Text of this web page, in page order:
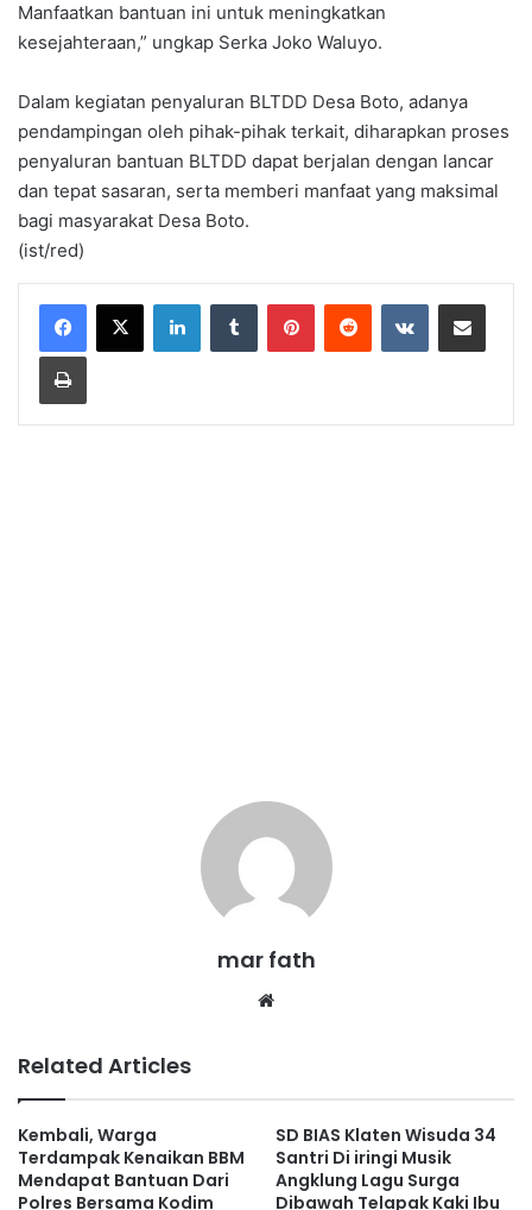
Manfaatkan bantuan ini untuk meningkatkan
kesejahteraan,” ungkap Serka Joko Waluyo.
Dalam kegiatan penyaluran BLTDD Desa Boto, adanya
pendampingan oleh pihak-pihak terkait, diharapkan proses
penyaluran bantuan BLTDD dapat berjalan dengan lancar
dan tepat sasaran, serta memberi manfaat yang maksimal
bagi masyarakat Desa Boto.
(ist/red)
mar fath
Related Articles
Kembali, Warga
Terdampak Kenaikan BBM
Mendapat Bantuan Dari
Polres Bersama Kodim
SD BIAS Klaten Wisuda 34
Santri Di iringi Musik
Angklung Lagu Surga
Dibawah Telapak Kaki Ibu